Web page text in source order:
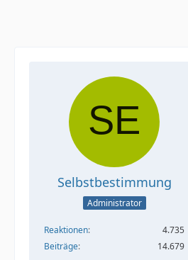
Selbstbestimmung
Administrator
Reaktionen
4.735
Beiträge
14.679